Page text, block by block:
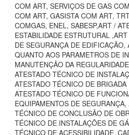
COM ART, SERVIÇOS DE GAS
COM ART, GASISTA COM ART,
COMGAS, ENEL, SABESP,ART /
ESTABILIDADE ESTRUTURAL
DE SEGURANÇA DE
QUANTO AOS PARAMETROS DE
MANUTENÇÃO DA
ATESTADO TÉCNICO DE
ATESTADO TÉCNICO DE
ATESTADO TÉCNICO DE
EQUIPAMENTOS DE
TÉCNICO DE CONCLUSÃO DE
TÉCNICO DE INSTALAÇÕES DE
TÉCNICO DE ACESSIBILIDADE,